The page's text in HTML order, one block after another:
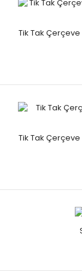
Tik Tak
Tik Tak